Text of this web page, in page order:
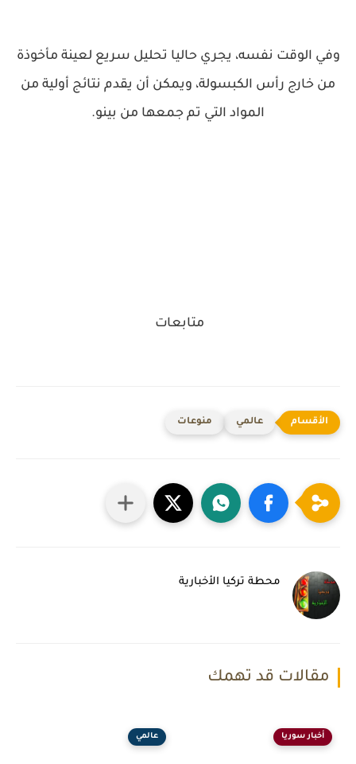
وفي الوقت نفسه، يجري حاليا تحليل سريع لعينة مأخوذة
من خارج رأس الكبسولة، ويمكن أن يقدم نتائج أولية من
المواد التي تم جمعها من بينو.
متابعات
عالمي منوعات
محطة تركيا الأخبارية
مقالات قد تهمك
أخبار سوريا عالمي